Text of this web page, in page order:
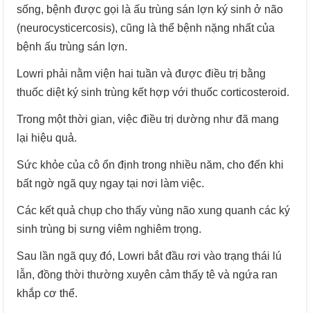
sống, bệnh được gọi là ấu trùng sán lợn ký sinh ở não
(neurocysticercosis), cũng là thể bệnh nặng nhất của
bệnh ấu trùng sán lợn.
Lowri phải nằm viện hai tuần và được điều trị bằng
thuốc diệt ký sinh trùng kết hợp với thuốc corticosteroid.
Trong một thời gian, việc điều trị dường như đã mang
lại hiệu quả.
Sức khỏe của cô ổn định trong nhiều năm, cho đến khi
bất ngờ ngã quỵ ngay tại nơi làm việc.
Các kết quả chụp cho thấy vùng não xung quanh các ký
sinh trùng bị sưng viêm nghiêm trọng.
Sau lần ngã quỵ đó, Lowri bắt đầu rơi vào trạng thái lú
lẫn, đồng thời thường xuyên cảm thấy tê và ngứa ran
khắp cơ thể.